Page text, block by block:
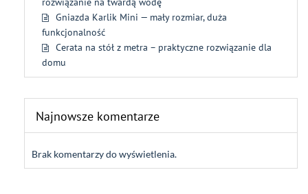
Gniazda Karlik Mini — mały rozmiar, duża
funkcjonalność
Cerata na stół z metra – praktyczne rozwiązanie dla
domu
Najnowsze komentarze
Brak komentarzy do wyświetlenia.